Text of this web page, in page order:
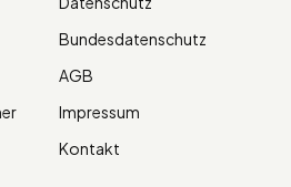
Bundesdatenschutz
AGB
Impressum
Kontakt